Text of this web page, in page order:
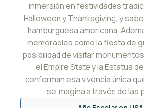
inmersión en festividades
Halloween y Thanksgiving, y
hamburguesa americana.
memorables como la fiesta de
posibilidad de visitar
el Empire State y la Estatua
conforman esa vivencia única
se imagina a través de las